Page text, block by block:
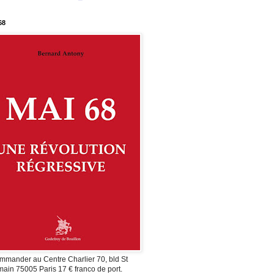
au Centre Charlier 70, bld St
75005 Paris 17 € franco de port.